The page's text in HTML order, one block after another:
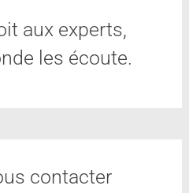
aux experts,
les écoute.
contacter